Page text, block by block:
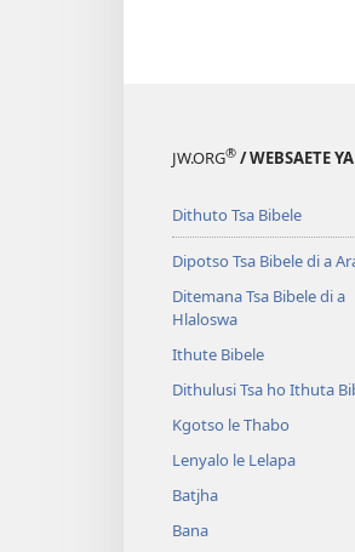
JW.ORG® / WEBSAETE
Dithuto Tsa Bibele
Dipotso Tsa Bibele di a
Ditemana Tsa Bibele di a
Hlaloswa
Ithute Bibele
Dithulusi Tsa ho Ithuta
Kgotso le Thabo
Lenyalo le Lelapa
Batjha
Bana